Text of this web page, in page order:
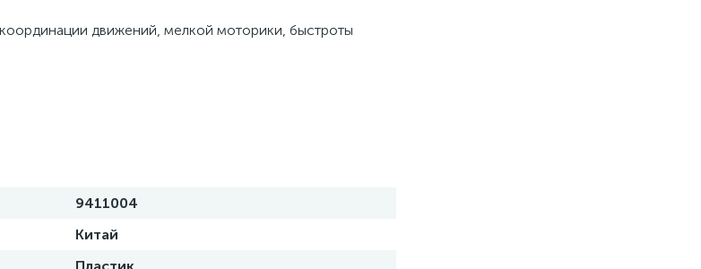
движений, мелкой моторики, быстроты
9411004
Китай